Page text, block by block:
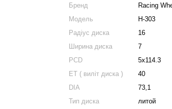
Бренд
Racing
Модель
H-303
Радіус диска
16
Ширина диска
7
PCD
5x114.3
ET ( виліт диска )
40
DIA
73,1
Тип диска
литой